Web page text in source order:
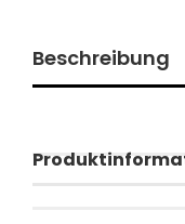
Beschreibung